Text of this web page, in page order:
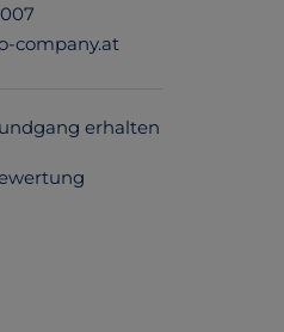
company.at
erhalten